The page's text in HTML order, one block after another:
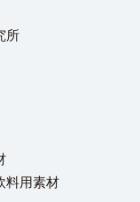
所
料用素材